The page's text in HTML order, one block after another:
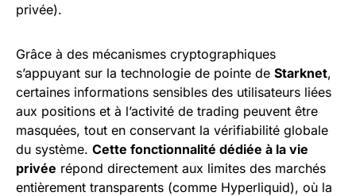
privée).
Grâce à des mécanismes cryptographiques
s’appuyant sur la technologie de pointe de Starknet,
certaines informations sensibles des utilisateurs liées
aux positions et à l’activité de trading peuvent être
masquées, tout en conservant la vérifiabilité globale
du système. Cette fonctionnalité dédiée à la vie
privée répond directement aux limites des marchés
entièrement transparents (comme Hyperliquid), où la